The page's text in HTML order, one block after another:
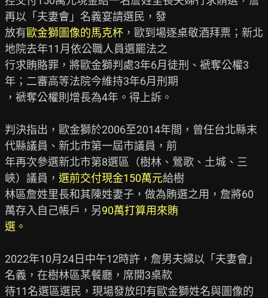
再以「夫妻會」名義宴請選民，發
放有歐金獅圖像的馬克杯 ，歐到場逐桌敬酒拜票；新北
地院去年11月依公職人員選罷法之
行求賄賂罪，將歐金獅判處3年6月徒刑、褫奪公權3
年；二審高等法院今維持3年6月刑期
，褫奪公權則增長為4年。得上訴。
判決指出，歐金獅於2006至2014年間，曾任台北縣末
代縣議員、新北市第一屆市議員，前
年再次參選新北市第8選區（樹林、鶯歌、土城、三
峽）議員， 選前交付現金150萬元給樹
林區詹姓里長和其陳姓妻子，做為賄選之用，詹將60
萬存入自己帳戶，另90萬打算用來賄
選。
2022年10月24日中午12時許，詹男夫婦以「夫妻會」
名義，在樹林區某餐廳，席開3桌款
待11名選區選民，現場發放印有歐金獅姓名與圖像的